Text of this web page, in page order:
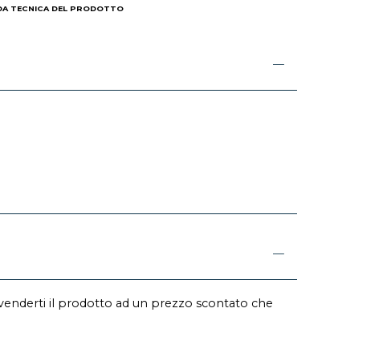
TECNICA DEL PRODOTTO
il prodotto ad un prezzo scontato che